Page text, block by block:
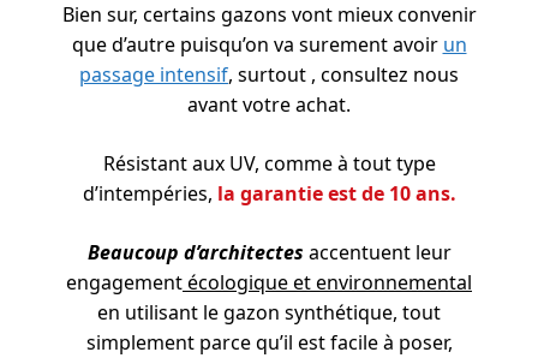
Bien sur, certains gazons vont mieux convenir
que d’autre puisqu’on va surement avoir un
passage intensif, surtout , consultez nous
avant votre achat.
Résistant aux UV, comme à tout type
d’intempéries, la garantie est de 10 ans.
Beaucoup d’architectes accentuent leur
engagementécologique et environnemental
en utilisant le gazon synthétique, tout
simplement parce qu’il est facile à poser,